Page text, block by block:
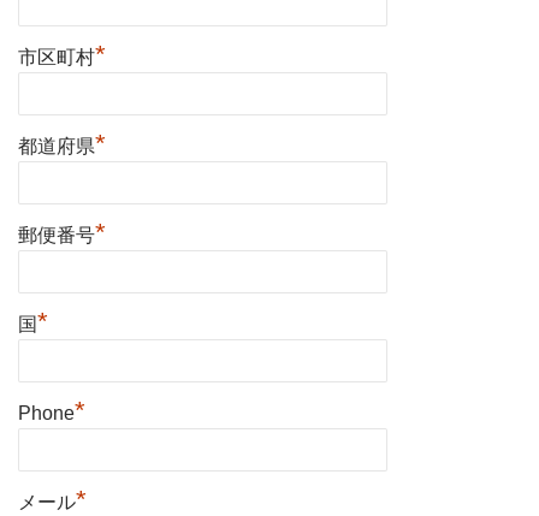
市区町村*
都道府県*
郵便番号*
国*
Phone*
メール*